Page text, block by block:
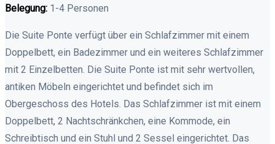
Belegung: 1-4 Personen
Die Suite Ponte verfügt über ein Schlafzimmer mit einem
Doppelbett, ein Badezimmer und ein weiteres Schlafzimmer
mit 2 Einzelbetten. Die Suite Ponte ist mit sehr wertvollen,
antiken Möbeln eingerichtet und befindet sich im
Obergeschoss des Hotels. Das Schlafzimmer ist mit einem
Doppelbett, 2 Nachtschränkchen, eine Kommode, ein
Schreibtisch und ein Stuhl und 2 Sessel eingerichtet. Das